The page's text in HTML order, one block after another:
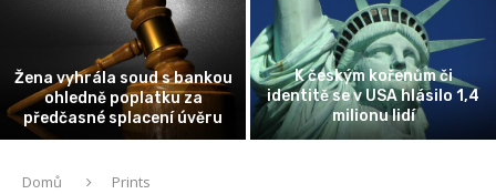
Žena vyhrála soud s bankou
ohledně poplatku za
předčasné splacení úvěru
K českým kořenům či
identitě se v USA hlásilo 1,4
milionu lidí
Domů Prints